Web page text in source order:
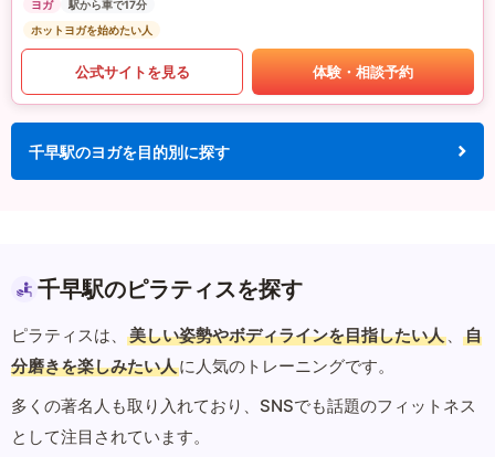
ヨガ
駅から車で17分
ホットヨガを始めたい人
公式サイトを見る 体験・相談予約
千早駅のヨガを目的別に探す
千早駅のピラティスを探す
ピラティスは、 美しい姿勢やボディラインを目指したい人 、
自
分磨きを楽しみたい人に人気のトレーニングです。
多くの著名人も取り入れており、SNSでも話題のフィットネス
として注目されています。